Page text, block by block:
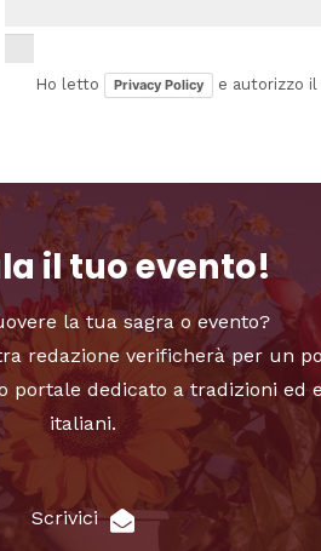
Ho letto Privacy Policy e autorizzo
il tuo evento!
la tua sagra o evento?
redazione verificherà per un
portale dedicato a tradizioni ed
italiani.
Scrivici